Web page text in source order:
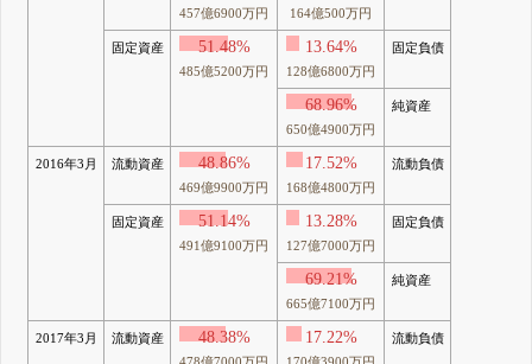
457億6900万円 164億500万円
固定資産 51.48%
485億5200万円
13.64%
128億6800万円
固定負債
68.96%
650億4900万円
純資産
2016年3月 流動資産 48.86%
469億9900万円
17.52%
168億4800万円
流動負債
固定資産 51.14%
491億9100万円
13.28%
127億7000万円
固定負債
69.21%
665億7100万円
純資産
2017年3月 流動資産 48.38% 17.22% 流動負債